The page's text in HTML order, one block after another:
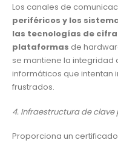
Los canales de
periféricos y los
las tecnologías de
plataformas de
se mantiene la integridad
informáticos que intentan
frustrados.
4. Infraestructura de clave
Proporciona un